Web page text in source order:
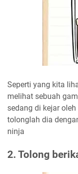
Seperti yang kita
melihat sebuah
sedang di kejar
tolonglah dia
ninja
2. Tolong